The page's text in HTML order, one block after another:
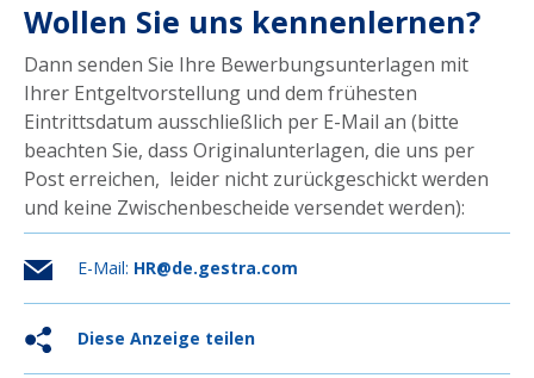
Wollen Sie uns kennenlernen?
Dann senden Sie Ihre Bewerbungsunterlagen mit
Ihrer Entgeltvorstellung und dem frühesten
Eintrittsdatum ausschließlich per E-Mail an (bitte
beachten Sie, dass Originalunterlagen, die uns per
Post erreichen, leider nicht zurückgeschickt werden
und keine Zwischenbescheide versendet werden):
E-Mail: HR@de.gestra.com
Diese Anzeige teilen